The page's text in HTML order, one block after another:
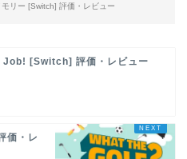
リー [Switch] 評価・レビュー
Job! [Switch] 評価・レビュー
価・レ